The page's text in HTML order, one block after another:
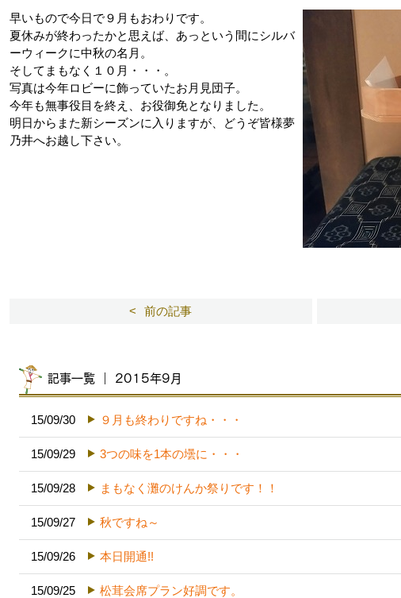
早いもので今日で９月もおわりです。
夏休みが終わったかと思えば、あっという間にシルバ
ーウィークに中秋の名月。
そしてまもなく１０月・・・。
写真は今年ロビーに飾っていたお月見団子。
今年も無事役目を終え、お役御免となりました。
明日からまた新シーズンに入りますが、どうぞ皆様夢
乃井へお越し下さい。
前の記事
記事一覧 ｜ 2015年9月
15/09/30 ９月も終わりですね・・・
15/09/29 3つの味を1本の壜に・・・
15/09/28 まもなく灘のけんか祭りです！！
15/09/27 秋ですね～
15/09/26 本日開通!!
15/09/25 松茸会席プラン好調です。